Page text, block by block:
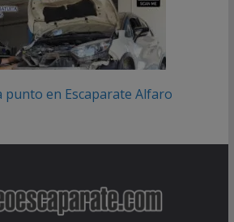
en Escaparate Alfaro